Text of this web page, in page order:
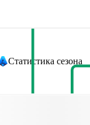
Статистика сезона